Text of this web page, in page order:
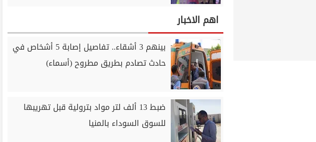
اهم الاخبار
بينهم 3 أشقاء.. تفاصيل إصابة 5 أشخاص في
حادث تصادم بطريق مطروح (أسماء)
ضبط 13 ألف لتر مواد بترولية قبل تهريبها
للسوق السوداء بالمنيا